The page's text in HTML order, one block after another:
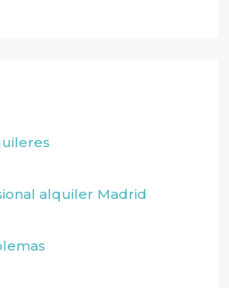
alquiler Madrid